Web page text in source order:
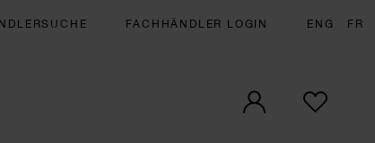
FACHHÄNDLER LOGIN ENG FR